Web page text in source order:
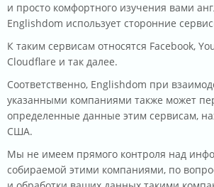
и просто комфортного изучения вами
Englishdom использует сторонние
К таким сервисам относятся Facebook,
Cloudflare и так далее.
Соответственно, Englishdom при
указанными компаниями также может
определенные данные этим сервисам,
США.
Мы не имеем прямого контроля над
собираемой этими компаниями, по